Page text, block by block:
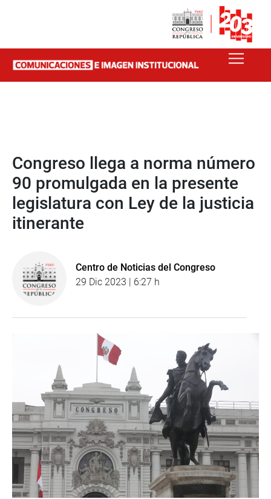
Congreso llega a norma número
90 promulgada en la presente
legislatura con Ley de la justicia
itinerante
Centro de Noticias del Congreso
29 Dic 2023 | 6:27 h